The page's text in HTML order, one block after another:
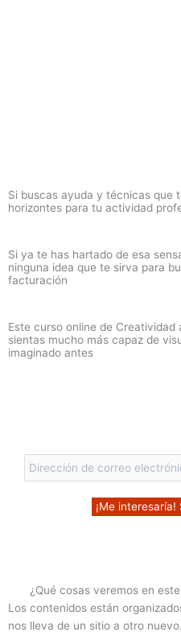
Si buscas ayuda y técnicas que
horizontes para tu actividad
Si ya te has hartado de esa
ninguna idea que te sirva para
facturación
Este curso online de
sientas mucho más capaz de
imaginado antes
¿Qué cosas veremos en
Los contenidos están
nos lleva de un sitio a otro